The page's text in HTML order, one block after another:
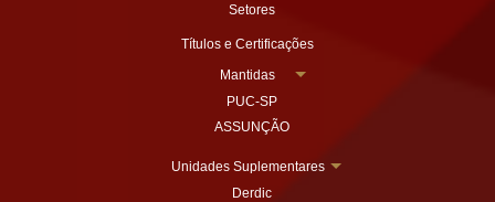
Setores
Títulos e Certificações
Mantidas
PUC-SP
ASSUNÇÃO
Unidades Suplementares
Derdic